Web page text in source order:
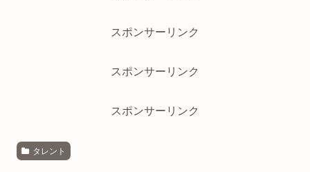
スポンサーリンク
スポンサーリンク
スポンサーリンク
タレント